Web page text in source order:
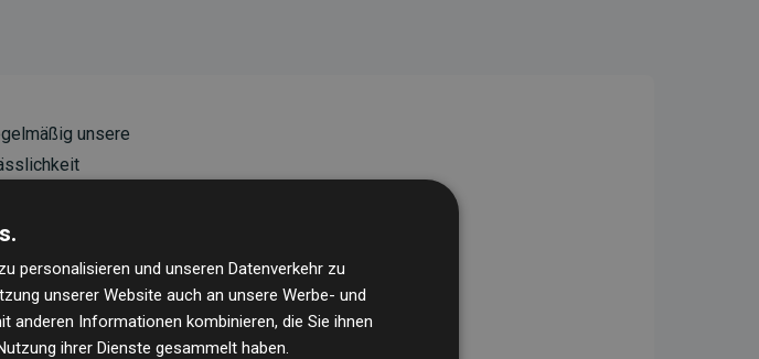
unsere
im
der teilnehmenden
Klimawirkung
personalisieren und unseren Datenverkehr zu
unserer Website auch an unsere Werbe- und
anderen Informationen kombinieren, die Sie ihnen
ihrer Dienste gesammelt haben.